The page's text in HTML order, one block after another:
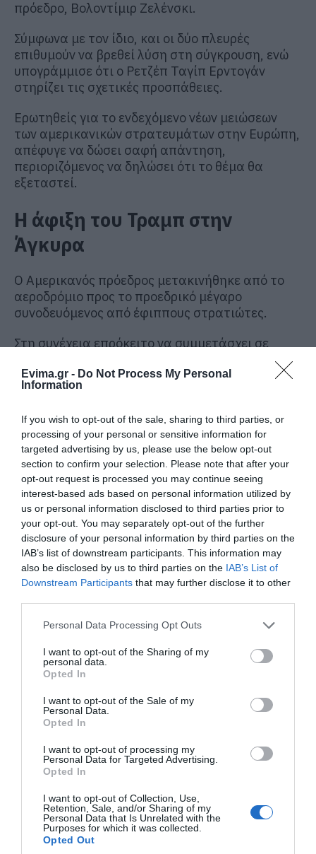
Evima.gr - Do Not Process My Personal
Information
If you wish to opt-out of the sale, sharing to third parties, or
processing of your personal or sensitive information for
targeted advertising by us, please use the below opt-out
section to confirm your selection. Please note that after your
opt-out request is processed you may continue seeing
interest-based ads based on personal information utilized by
us or personal information disclosed to third parties prior to
your opt-out. You may separately opt-out of the further
disclosure of your personal information by third parties on the
IAB’s list of downstream participants. This information may
also be disclosed by us to third parties on the IAB’s List of
Downstream Participants that may further disclose it to other
Please note that this website/app uses one or more Google
not limited to your visit or usage behaviour. You may click to
grant or deny consent to Google and its third-party tags to
use your data for below specified purposes in below Google
consent section.
Personal Data Processing Opt Outs
I want to opt-out of the Sharing of my
personal data.
Opted In
I want to opt-out of the Sale of my
Personal Data.
Opted In
I want to opt-out of processing my
Personal Data for Targeted Advertising.
Opted In
I want to opt-out of Collection, Use,
Retention, Sale, and/or Sharing of my
Personal Data that Is Unrelated with the
Purposes for which it was collected.
Opted Out
πρόεδρο, Βολοντίμιρ Ζελένσκι.
Σύμφωνα με τον ίδιο, και οι δύο πλευρές
επιθυμούν να βρεθεί λύση στη σύγκρουση, ενώ
υπογράμμισε ότι ο Ρετζέπ Ταγίπ Ερντογάν
στηρίζει τις σχετικές προσπάθειες.
Ερωτηθείς για το ενδεχόμενο νέων μειώσεων
των αμερικανικών στρατευμάτων στην Ευρώπη,
απέφυγε να δώσει σαφή απάντηση,
περιοριζόμενος να δηλώσει ότι το θέμα θα
εξεταστεί.
Η άφιξη του Τραμπ στην
Άγκυρα
Ο Αμερικανός πρόεδρος μετακινήθηκε από το
αεροδρόμιο προς το προεδρικό μέγαρο
συνοδευόμενος από έφιππους στρατιώτες.
Στη συνέχεια επρόκειτο να συμμετάσχει σε
συνεδρίαση της Συνόδου Κορυφής του ΝΑΤΟ.
αεροδρόμιο, οι δύο ηγέτες είχαν θερμή
χειραψία, ενώ ο Τραμπ ακούμπησε φιλικά τον
Ερντογάν στον ώμο. Ακολούθησε η καθιερωμένη
φωτογράφιση και η επιθεώρηση του τιμητικού
αγήματος πάνω στο κόκκινο χαλί.
Σύμφωνα με το Associated Press, οι δύο
πρόεδροι δεν έκαναν δηλώσεις κατά την άφιξη
στο αεροδρόμιο. Ωστόσο, ο Τραμπ ακούστηκε να
συνομιλεί με τον Ερντογάν και τη σύζυγό του
σχετικά με το νέο προεδρικό αεροσκάφος που
χρησιμοποιείται ως Air Force One.